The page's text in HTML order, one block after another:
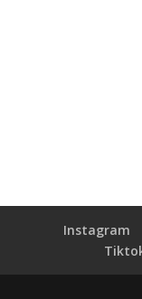
Instagram